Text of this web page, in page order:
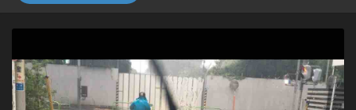
テ
ン
ツ